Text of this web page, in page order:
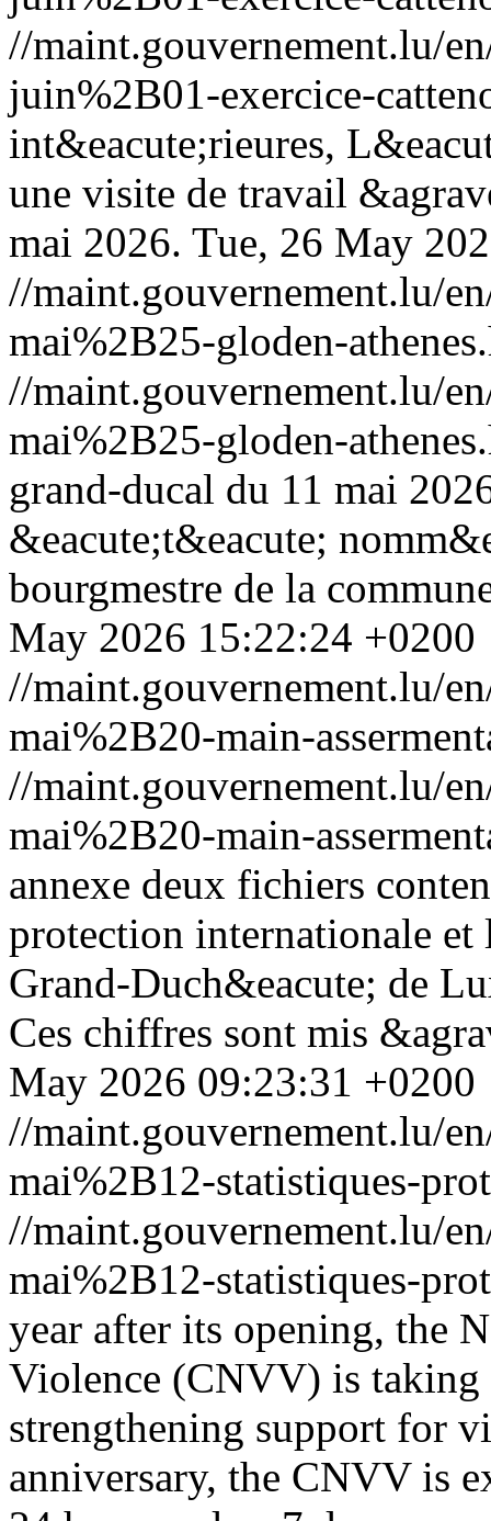
//maint.gouvernement.lu/
juin%2B01-exercice-
int&eacute;rieures,
une visite de travail
mai 2026. Tue, 26 May
//maint.gouvernement.lu/
mai%2B25-gloden-
//maint.gouvernement.lu/
mai%2B25-gloden-
grand-ducal du 11 mai
&eacute;t&eacute;
bourgmestre de la
May 2026 15:22:24 +0200
//maint.gouvernement.lu/
mai%2B20-main-
//maint.gouvernement.lu/
mai%2B20-main-
annexe deux fichiers
protection internationale
Grand-Duch&eacute; de
Ces chiffres sont mis
May 2026 09:23:31 +0200
//maint.gouvernement.lu/
mai%2B12-statistiques-
//maint.gouvernement.lu/
mai%2B12-statistiques-
year after its opening, the
Violence (CNVV) is taking
strengthening support for
anniversary, the CNVV is